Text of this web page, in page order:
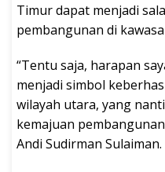
Timur dapat menjadi
pembangunan di
“Tentu saja, harapan
menjadi simbol
wilayah utara, yang
kemajuan
Andi Sudirman Sulaiman.